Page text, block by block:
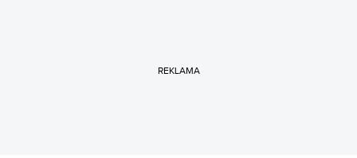
REKLAMA